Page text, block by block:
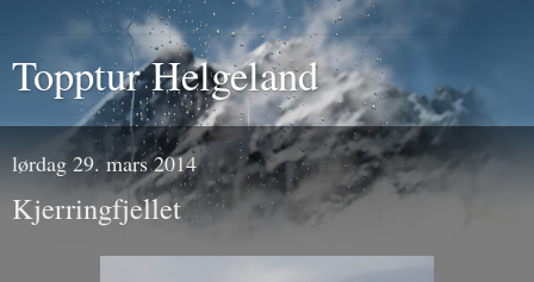
Topptur Helgeland
lørdag 29. mars 2014
Kjerringfjellet